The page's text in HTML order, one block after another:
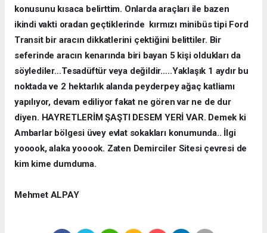
konusunu kısaca belirttim. Onlarda araçları ile bazen
ikindi vakti oradan geçtiklerinde kırmızı minibüs tipi Ford
Transit bir aracın dikkatlerini çektiğini belittiler. Bir
seferinde aracın kenarında biri bayan 5 kişi oldukları da
söylediler…Tesadüftür veya değildir…..Yaklaşık 1 aydır bu
noktada ve 2 hektarlık alanda peyderpey ağaç katliamı
yapılıyor, devam ediliyor fakat ne gören var ne de dur
diyen. HAYRETLERİM ŞAŞTI DESEM YERİ VAR. Demek ki
Ambarlar bölgesi üvey evlat sokakları konumunda.. İlgi
yooook, alaka yooook. Zaten Demirciler Sitesi çevresi de
kim kime dumduma.
Mehmet ALPAY